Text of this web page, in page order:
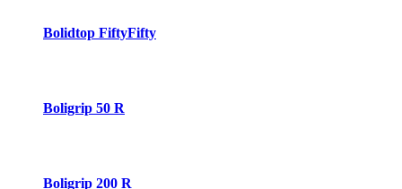
Bolidtop FiftyFifty
Boligrip 50 R
Boligrip 200 R